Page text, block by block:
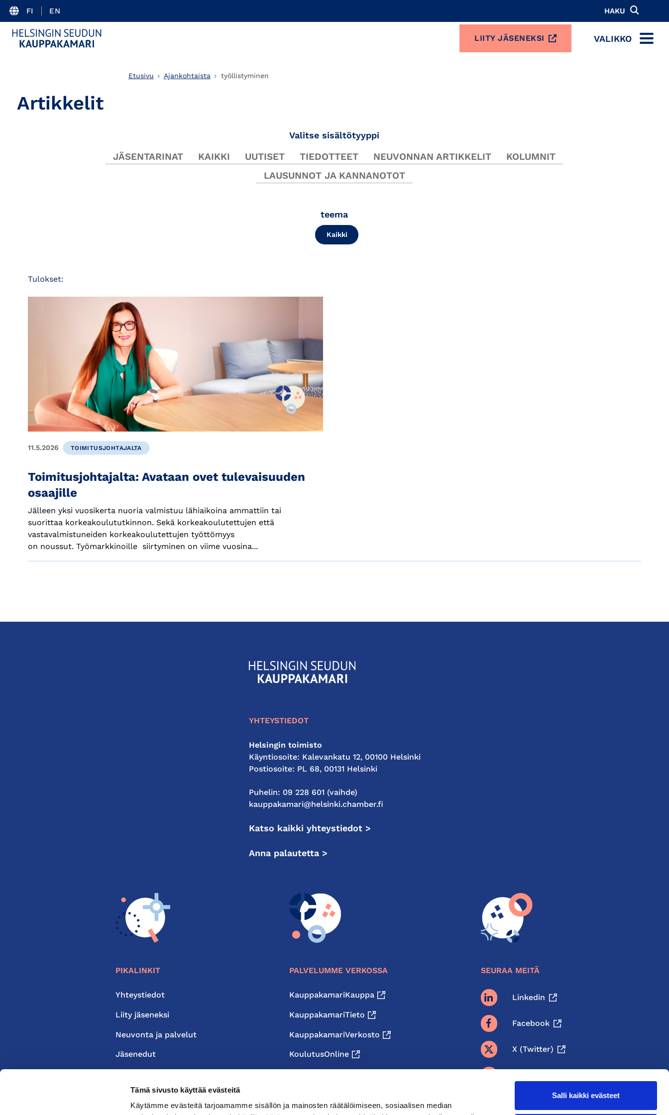
Tämä sivusto käyttää evästeitä
Käytämme evästeitä tarjoamamme sisällön ja mainosten räätälöimiseen, sosiaalisen median
Salli kaikki evästeet
FI EN HAKU
LIITY JÄSENEKSI VALIKKO
MENU
Etusivu Ajankohtaista työllistyminen
Artikkelit
Valitse sisältötyyppi
JÄSENTARINAT KAIKKI UUTISET TIEDOTTEET NEUVONNAN ARTIKKELIT
KOLUMNIT
LAUSUNNOT JA KANNANOTOT
teema
Kaikki
Tulokset:
11.5.2026 TOIMITUSJOHTAJALTA
Toimitusjohtajalta: Avataan ovet tulevaisuuden
osaajille
Jälleen yksi vuosikerta nuoria valmistuu lähiaikoina ammattiin tai
suorittaa korkeakoulututkinnon. Sekä korkeakoulutettujen että
vastavalmistuneiden korkeakoulutettujen työttömyys
on noussut. Työmarkkinoille siirtyminen on viime vuosina...
KauppakamariHelsingin
seudun
YHTEYSTIEDOT
Helsingin toimisto
Käyntiosoite: Kalevankatu 12, 00100 Helsinki
Postiosoite: PL 68, 00131 Helsinki
Puhelin: 09 228 601 (vaihde)
kauppakamari@helsinki.chamber.fi
Katso kaikki yhteystiedot >
Anna palautetta >
PIKALINKIT
Yhteystiedot
Liity jäseneksi
Neuvonta ja palvelut
Jäsenedut
PALVELUMME VERKOSSA
KauppakamariKauppa
KauppakamariTieto
KauppakamariVerkosto
KoulutusOnline
SEURAA MEITÄ
Linkedin
Facebook
X (twitter)